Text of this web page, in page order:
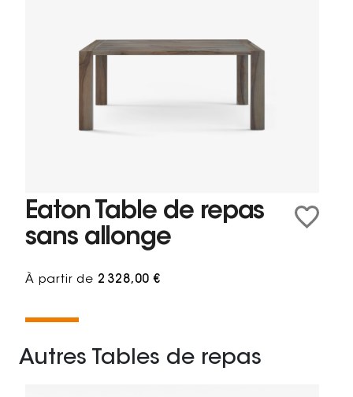
Eaton Table de repas
sans allonge
À partir de 2 328,00 €
Autres Tables de repas